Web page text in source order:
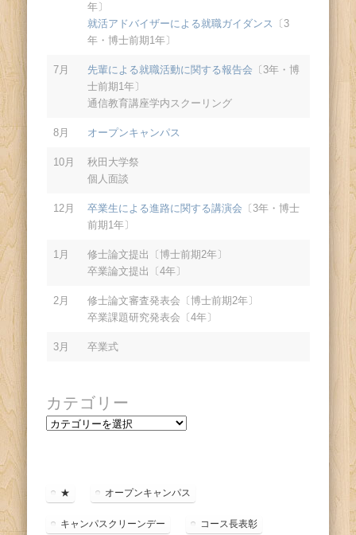
年〕
就活アドバイザーによる就職ガイダンス 〔3
年・博士前期1年〕
7月 先輩による就職活動に関する報告会 〔3年・博
士前期1年〕
通信教育講座学内スクーリング
8月 オープンキャンパス
10月
秋田大学祭
個人面談
12月 卒業生による進路に関する講演会 〔3年・博士
前期1年〕
1月
修士論文提出〔博士前期2年〕
卒業論文提出〔4年〕
2月
修士論文審査発表会〔博士前期2年〕
卒業課題研究発表会〔4年〕
3月 卒業式
カテゴリー
カ
ー ★ オープンキャンパス
キャンパスクリーンデー コース長表彰